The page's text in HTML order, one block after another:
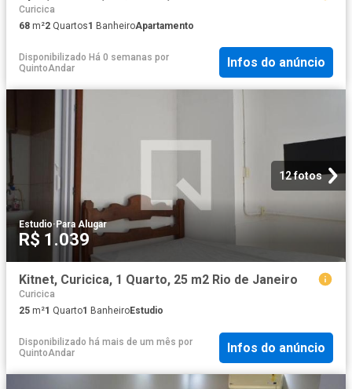
Curicica
68 m²2 Quartos1 BanheiroApartamento
Disponibilizado Há 0 semanas por
QuintoAndar
Infos do anúncio
12 fotos
Estudio·Para Alugar
R$ 1.039
Kitnet, Curicica, 1 Quarto, 25 m2 Rio de Janeiro
Curicica
25 m²1 Quarto1 BanheiroEstudio
Disponibilizado há mais de um mês por
QuintoAndar
Infos do anúncio